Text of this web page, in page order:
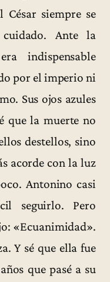
siempre se
Ante la
indispensable
por el imperio ni
Sus ojos azules
que la muerte no
destellos, sino
acorde con la luz
Antonino casi
seguirlo. Pero
«Ecuanimidad».
Y sé que ella fue
que pasé a su